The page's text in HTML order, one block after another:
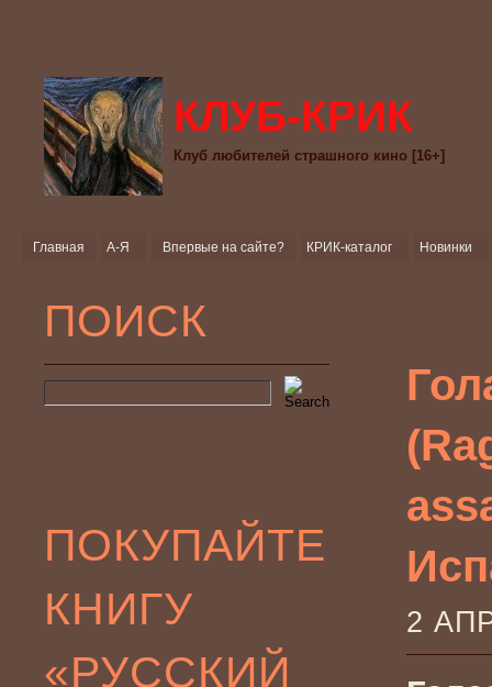
КЛУБ-КРИК
Клуб любителей страшного кино [16+]
Главная А-Я Впервые на сайте? КРИК-каталог Новинки
ПОИСК
ПОКУПАЙТЕ
КНИГУ
«РУССКИЙ
2